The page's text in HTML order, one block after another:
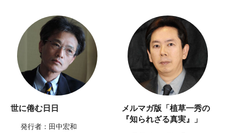
世に倦む日日
発行者：田中宏和
メルマガ版「植草一秀の
『知られざる真実』」